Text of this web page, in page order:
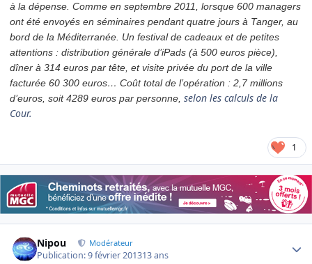
à la dépense. Comme en septembre 2011, lorsque 600 managers
ont été envoyés en séminaires pendant quatre jours à Tanger, au
bord de la Méditerranée. Un festival de cadeaux et de petites
attentions : distribution générale d’iPads (à 500 euros pièce),
dîner à 314 euros par tête, et visite privée du port de la ville
facturée 60 300 euros… Coût total de l’opération : 2,7 millions
d’euros, soit 4289 euros par personne, selon les calculs de la
Cour.
1
Nipou Modérateur
Publication:9 février 201313 ans